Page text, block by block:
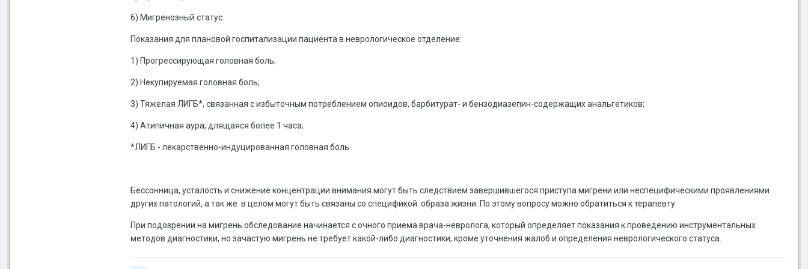
6) Мигренозный статус.
Показания для плановой госпитализации пациента в неврологическое отделение:
1) Прогрессирующая головная боль;
2) Некупируемая головная боль;
3) Тяжелая ЛИГБ*, связанная с избыточным потреблением опиоидов, барбитурат- и бензодиазепин-содержащих анальгетиков;
4) Атипичная аура, длящаяся более 1 часа;
*ЛИГБ - лекарственно-индуцированная головная боль
Бессонница, усталость и снижение концентрации внимания могут быть следствием завершившегося приступа мигрени или неспецифическими проявлениями
других патологий, а так же в целом могут быть связаны со спецификой образа жизни. По этому вопросу можно обратиться к терапевту.
При подозрении на мигрень обследование начинается с очного приема врача-невролога, который определяет показания к проведению инструментальных
методов диагностики, но зачастую мигрень не требует какой-либо диагностики, кроме уточнения жалоб и определения неврологического статуса.